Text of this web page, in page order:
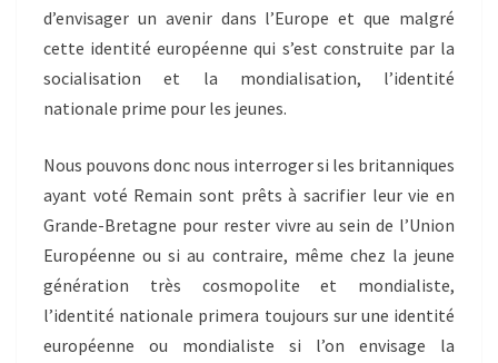
d’envisager un avenir dans l’Europe et que malgré
cette identité européenne qui s’est construite par la
socialisation et la mondialisation, l’identité
nationale prime pour les jeunes.
Nous pouvons donc nous interroger si les britanniques
ayant voté Remain sont prêts à sacrifier leur vie en
Grande-Bretagne pour rester vivre au sein de l’Union
Européenne ou si au contraire, même chez la jeune
génération très cosmopolite et mondialiste,
l’identité nationale primera toujours sur une identité
européenne ou mondialiste si l’on envisage la